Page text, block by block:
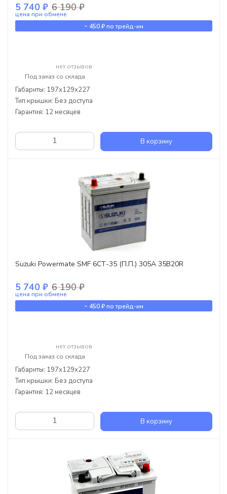
5 740 ₽ 6 190 ₽
цена при обмене
- 450 ₽по трейд-ин
нет отзывов
Под заказ со склада
Габариты: 197х129х227
Тип крышки: Без доступа
Гарантия: 12 месяцев
В корзину
Suzuki Powermate SMF 6СТ-35 (П.П.) 305А 35B20R
5 740 ₽ 6 190 ₽
цена при обмене
- 450 ₽по трейд-ин
нет отзывов
Под заказ со склада
Габариты: 197х129х227
Тип крышки: Без доступа
Гарантия: 12 месяцев
В корзину